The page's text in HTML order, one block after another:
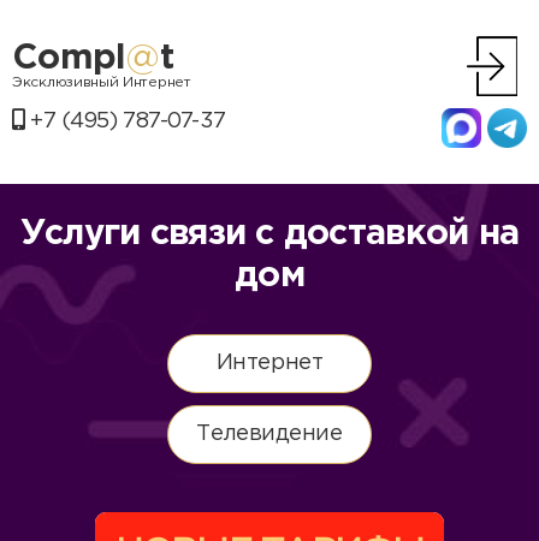
Compl @t
Эксклюзивный Интернет
+7 (495) 787-07-37
Услуги связи с доставкой на
дом
Интернет
Телевидение